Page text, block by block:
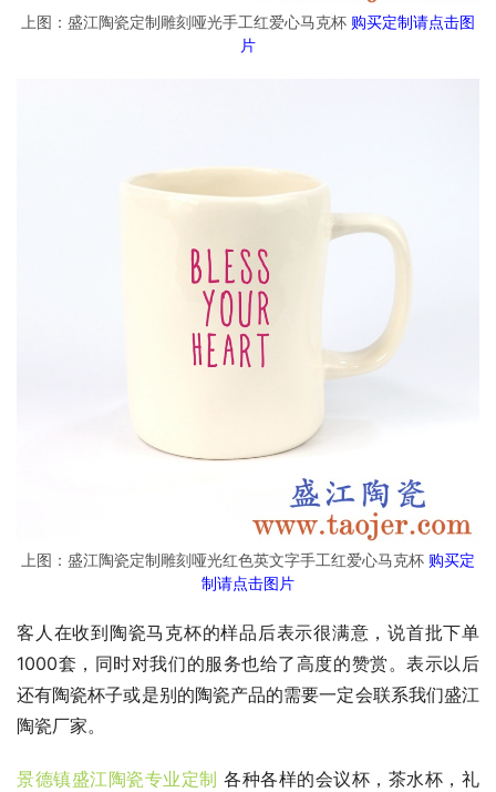
上图：盛江陶瓷定制雕刻哑光手工红爱心马克杯 购买定制请点击图
片
上图：盛江陶瓷定制雕刻哑光红色英文字手工红爱心马克杯 购买定
制请点击图片
客人在收到陶瓷马克杯的样品后表示很满意，说首批下单
1000套，同时对我们的服务也给了高度的赞赏。表示以后
还有陶瓷杯子或是别的陶瓷产品的需要一定会联系我们盛江
陶瓷厂家。
景德镇盛江陶瓷专业定制各种各样的会议杯，茶水杯，礼